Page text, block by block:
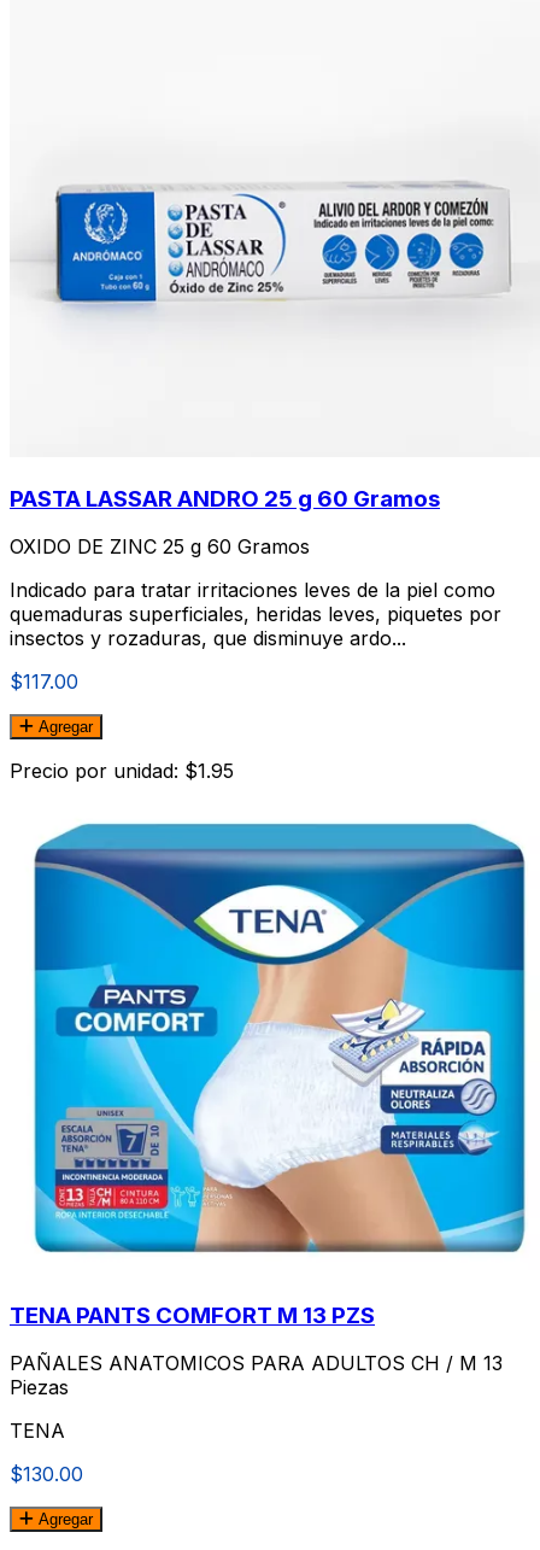
PASTA LASSAR ANDRO 25 g 60 Gramos
OXIDO DE ZINC 25 g 60 Gramos
Indicado para tratar irritaciones leves de la piel como
quemaduras superficiales, heridas leves, piquetes por
insectos y rozaduras, que disminuye ardo...
$117.00
Agregar
Precio por unidad: $1.95
TENA PANTS COMFORT M 13 PZS
PAÑALES ANATOMICOS PARA ADULTOS CH / M 13
Piezas
TENA
$130.00
Agregar